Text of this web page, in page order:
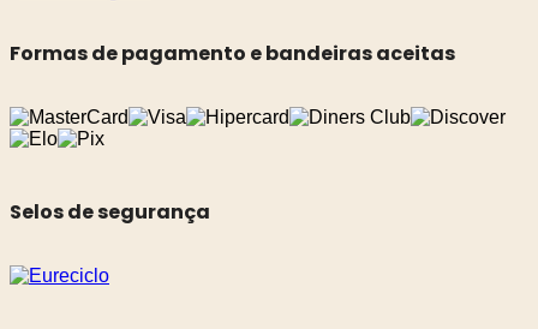
Formas de pagamento e bandeiras aceitas
Selos de segurança